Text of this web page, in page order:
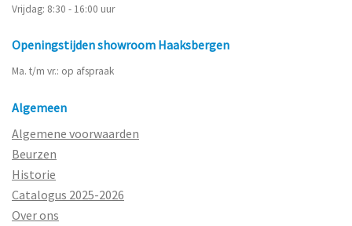
Vrijdag: 8:30 - 16:00 uur
Openingstijden showroom Haaksbergen
Ma. t/m vr.: op afspraak
Algemeen
Algemene voorwaarden
Beurzen
Historie
Catalogus 2025-2026
Over ons